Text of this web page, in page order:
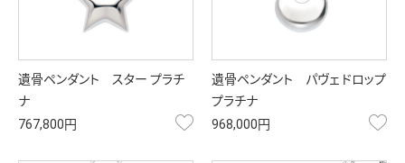
遺骨ペンダント スター プラチ
ナ
767,800円
お気に入り
遺骨ペンダント パヴェ ドロップ
プラチナ
968,000円